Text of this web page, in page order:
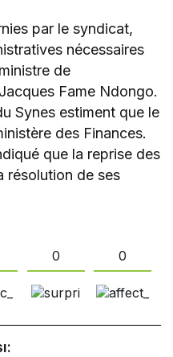
par le syndicat,
nécessaires
de
Fame Ndongo.
Synes estiment que le
des Finances.
que la reprise des
résolution de ses
0 0